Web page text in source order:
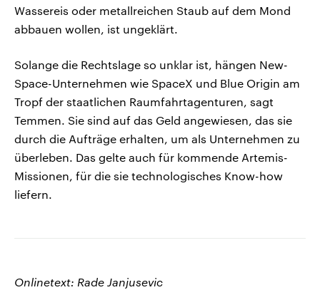
Wassereis oder metallreichen Staub auf dem Mond
abbauen wollen, ist ungeklärt.
Solange die Rechtslage so unklar ist, hängen New-
Space-Unternehmen wie SpaceX und Blue Origin am
Tropf der staatlichen Raumfahrtagenturen, sagt
Temmen. Sie sind auf das Geld angewiesen, das sie
durch die Aufträge erhalten, um als Unternehmen zu
überleben. Das gelte auch für kommende Artemis-
Missionen, für die sie technologisches Know-how
liefern.
Onlinetext: Rade Janjusevic